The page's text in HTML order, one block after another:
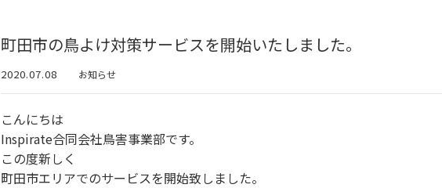
町田市の鳥よけ対策サービスを開始いたしました。
2020.07.08 お知らせ
こんにちは
Inspirate合同会社鳥害事業部です。
この度新しく
町田市エリアでのサービスを開始致しました。